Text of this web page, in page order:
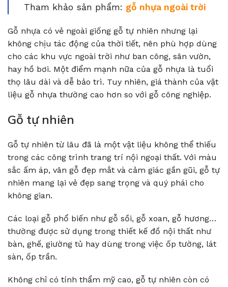
Tham khảo sản phẩm: gỗ nhựa ngoài trời
Gỗ nhựa có vẻ ngoài giống gỗ tự nhiên nhưng lại
không chịu tác động của thời tiết, nên phù hợp dùng
cho các khu vực ngoài trời như ban công, sân vườn,
hay hồ bơi. Một điểm mạnh nữa của gỗ nhựa là tuổi
thọ lâu dài và dễ bảo trì. Tuy nhiên, giá thành của vật
liệu gỗ nhựa thường cao hơn so với gỗ công nghiệp.
Gỗ tự nhiên
Gỗ tự nhiên từ lâu đã là một vật liệu không thể thiếu
trong các công trình trang trí nội ngoại thất. Với màu
sắc ấm áp, vân gỗ đẹp mắt và cảm giác gần gũi, gỗ tự
nhiên mang lại vẻ đẹp sang trọng và quý phái cho
không gian.
Các loại gỗ phổ biến như gỗ sồi, gỗ xoan, gỗ hương…
thường được sử dụng trong thiết kế đồ nội thất như
bàn, ghế, giường tủ hay dùng trong việc ốp tường, lát
sàn, ốp trần.
Không chỉ có tính thẩm mỹ cao, gỗ tự nhiên còn có